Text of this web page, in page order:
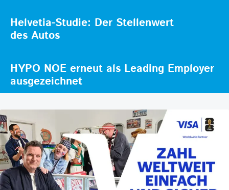
Helvetia-Studie: Der Stellenwert
des Autos
HYPO NOE erneut als Leading Employer
ausgezeichnet